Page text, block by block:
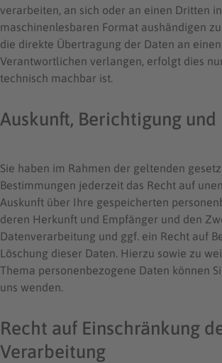
verarbeiten, an sich oder an einen Dritten
maschinenlesbaren Format aushändigen zu
die direkte Übertragung der Daten an
Verantwortlichen verlangen, erfolgt dies
technisch machbar ist.
Auskunft, Berichtigung und
Sie haben im Rahmen der geltenden
Bestimmungen jederzeit das Recht auf
Auskunft über Ihre gespeicherten
deren Herkunft und Empfänger und den
Datenverarbeitung und ggf. ein Recht auf
Löschung dieser Daten. Hierzu sowie zu
Thema personenbezogene Daten können
uns wenden.
Recht auf Einschränkung
Verarbeitung